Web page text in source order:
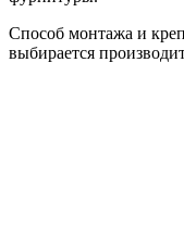
Способ монтажа и
выбирается